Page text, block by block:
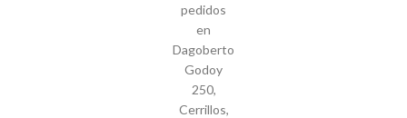
pedidos
en
Dagoberto
Godoy
250,
Cerrillos,